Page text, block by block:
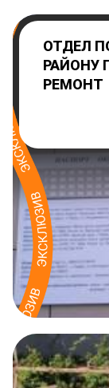
ОТДЕЛ
РАЙОНУ
РЕМОНТ